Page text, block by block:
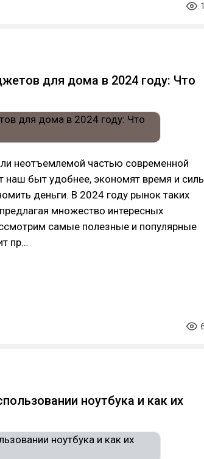
для дома в 2024 году: Что
неотъемлемой частью современной
наш быт удобнее, экономят время и
деньги. В 2024 году рынок таких
множество интересных
самые полезные и популярные
пр…
ноутбука и как их